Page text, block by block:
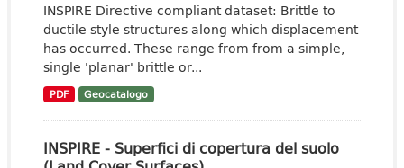
INSPIRE Directive compliant dataset: Brittle to
ductile style structures along which displacement
has occurred. These range from from a simple,
single 'planar' brittle or...
PDF Geocatalogo
INSPIRE - Superfici di copertura del suolo